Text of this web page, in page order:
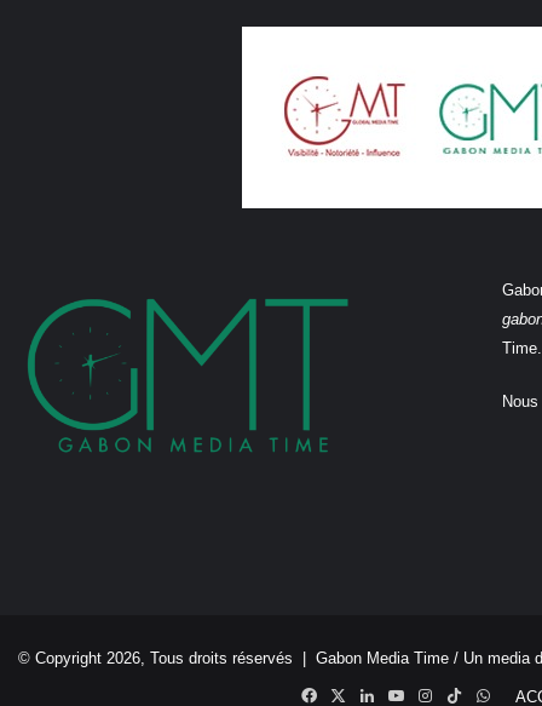
Time.
© Copyright 2026, Tous droits réservés | Gabon Media Time / Un media
Facebook
X LinkedinYouTubeInstagram
TikTok